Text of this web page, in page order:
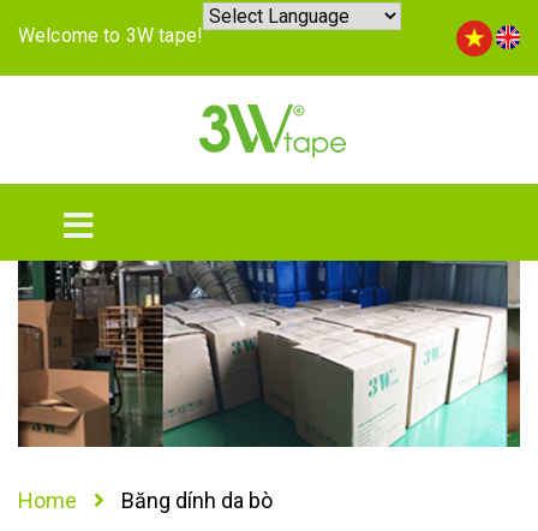
Welcome to 3W tape!
Home Băng dính da bò